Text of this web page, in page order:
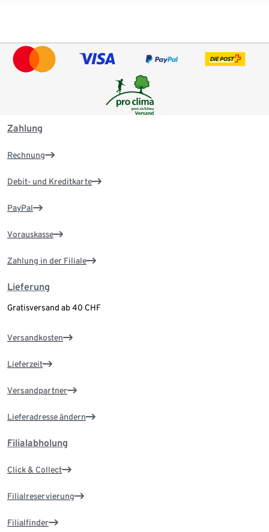
Zahlung
Rechnung
Debit- und Kreditkarte
PayPal
Vorauskasse
Zahlung in der Filiale
Lieferung
Gratisversand ab 40 CHF
Versandkosten
Lieferzeit
Versandpartner
Lieferadresse ändern
Filialabholung
Click & Collect
Filialreservierung
Filialfinder